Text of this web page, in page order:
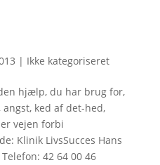
| Ikke kategoriseret
hjælp, du har brug for,
ked af det-hed,
vejen forbi
Klinik LivsSucces Hans
42 64 00 46